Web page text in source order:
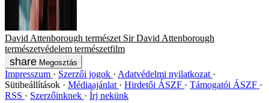
David Attenborough természet Sir David Attenborough
természetvédelem természetfilm
Megosztás
Impresszum Szerzői jogok
Adatvédelmi nyilatkozat
Sütibeállítások
Médiaajánlat Hirdetői ÁSZF
Támogatói ÁSZF
RSS
Szerzőinknek Írj nekünk